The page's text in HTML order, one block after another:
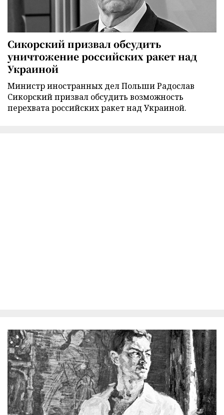
Сикорский призвал обсудить
уничтожение российских ракет над
Украиной
Министр иностранных дел Польши Радослав
Сикорский призвал обсудить возможность
перехвата российских ракет над Украиной.